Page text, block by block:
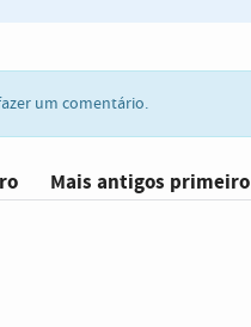
um comentário.
Mais antigos primeiro